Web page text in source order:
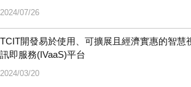
2024/07/26
TCIT開發易於使用、可擴展且經濟實惠的智慧
訊即服務(IVaaS)平台
2024/03/20